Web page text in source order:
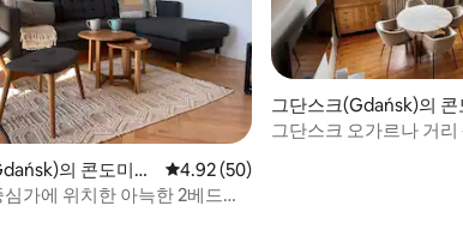
56개의 콘도미니
평점 4.92점(5점 만점), 후기 50개
4.92 (50)
가에 위치한 아늑한 2베드룸
그단스크(Gdańsk)의 콘
니엄
그단스크 오가르나 거리